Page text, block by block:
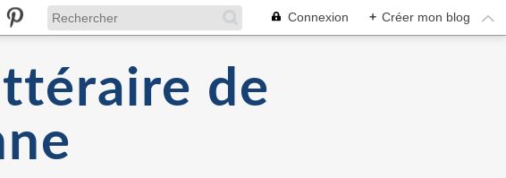
Connexion + Créer mon blog
de